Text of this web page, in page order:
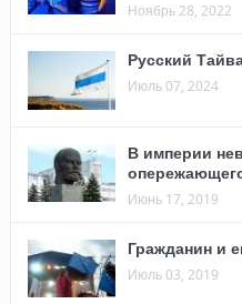
Ноябрь 28, 2022
Русский
Июль 07, 2024
В империи
Июнь 17, 2019
Гражданин и
Июль 03, 2019